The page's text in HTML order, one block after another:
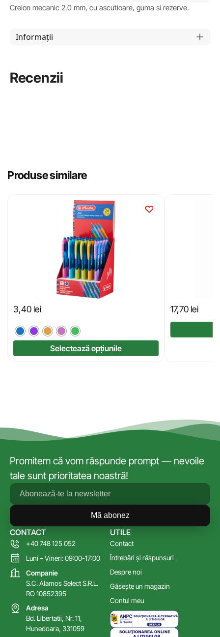
Creion mecanic 2.0 mm, cu ascutioare, guma si rezerve.
Informații
Recenzii
Produse similare
3,40 lei
Selectează opțiunile
17,70 lei
Promitem că vom răspunde prompt — nevoile
tale sunt prioritatea noastră!
Mă abonez
UTILE
Contact
Întrebări și răspunsuri
Despre noi
Găsește un magazin
Contul meu
CONTACT
+40 748 125 052
Luni – Vineri: 09:00-17:00
Companie
S.C. Alamos Select S.R.L.
RO 10852395
Adresa
Bd. Libertatii, Nr. 11,
Hunedoara, 331059